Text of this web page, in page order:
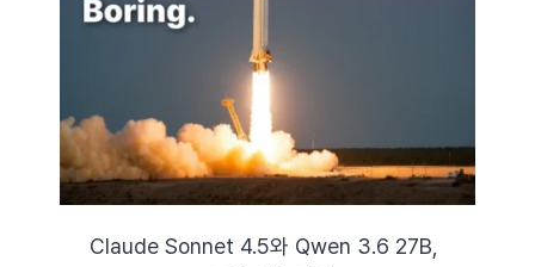
기술지원
Claude Sonnet 4.5와 Qwen 3.6 27B,